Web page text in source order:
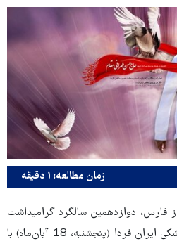
زمان مطالعه: ۱ دقیقه
فارس‌، دوازدهمین سالگرد گرامیداشت
شهید حسن طهرانی‌مقدم پدر موشکی ایران فردا (پنجشنبه، 18 آبان‌ماه)‌ با